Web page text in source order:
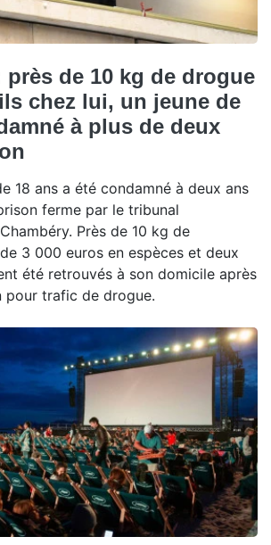
près de 10 kg de drogue
chez lui, un jeune de
à plus de deux
18 ans a été condamné à deux ans
ferme par le tribunal
Près de 10 kg de
3 000 euros en espèces et deux
été retrouvés à son domicile après
pour trafic de drogue.